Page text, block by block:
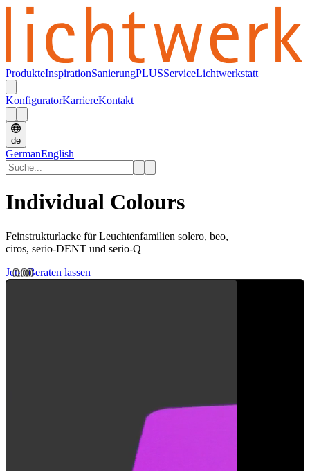
ProdukteInspirationSanierungPLUSServiceLichtwerkstatt
KonfiguratorKarriereKontakt
de
GermanEnglish
Individual Colours
Feinstrukturlacke für Leuchtenfamilien solero, beo,
ciros, serio-DENT und serio-Q
Jetzt Beraten lassen
0:00